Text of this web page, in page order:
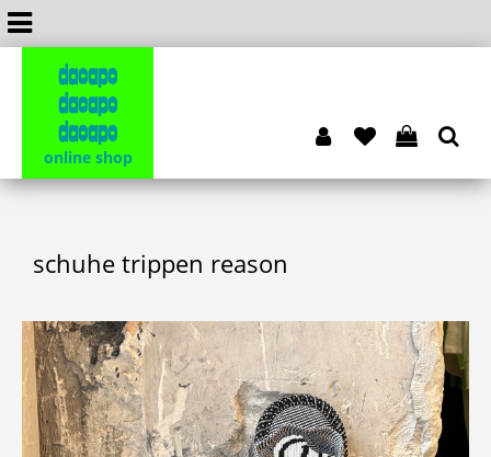
dacapo
dacapo
dacapo
online shop
schuhe trippen reason